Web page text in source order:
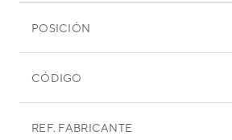
POSICIÓN
CÓDIGO
REF. FABRICANTE